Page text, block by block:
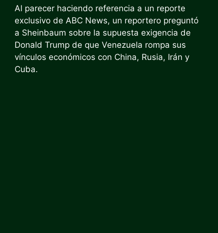
Al parecer haciendo referencia a un reporte
exclusivo de ABC News, un reportero preguntó
a Sheinbaum sobre la supuesta exigencia de
Donald Trump de que Venezuela rompa sus
vínculos económicos con China, Rusia, Irán y
Cuba.